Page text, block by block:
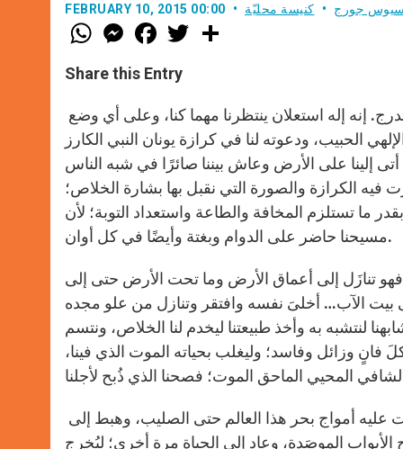
FEBRUARY 10, 2015 00:00 جورج كنيسة محليّة
W
h
t
s
p
p
M
e
s
e
g
e
r
F
a
e
b
o
k
w
r
Share this Entry
ودعوته لنا في كرازة يونان النبي الكارز
إلينا على الأرض وعاش بيننا صائرًا في شبه الناس
الكرازة والصورة التي نقبل بها بشارة الخلاص؛
ما تستلزم المخافة والطاعة واستعداد التوبة؛ لأن
مسيحنا حاضر على الدوام وبغتة وأيضًا في كل أوان.
فهو تنازَل إلى أعماق الأرض وما تحت الأرض حتى إلى
الآب… أخلىَ نفسه وافتقر وتنازل من علو مجده
لنتشبه به وأخذ طبيعتنا ليخدم لنا الخلاص، ونتسم
كلَ فانٍ وزائل وفاسد؛ وليغلب بحياته الموت الذﻱ فينا،
الموصَدة، وعاد إلى الحياة مرة أخرى؛ ليُخرج